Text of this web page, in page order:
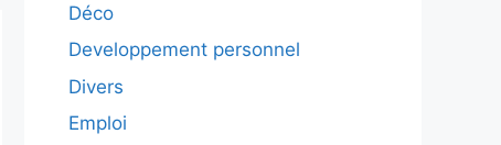
Déco
Developpement personnel
Divers
Emploi